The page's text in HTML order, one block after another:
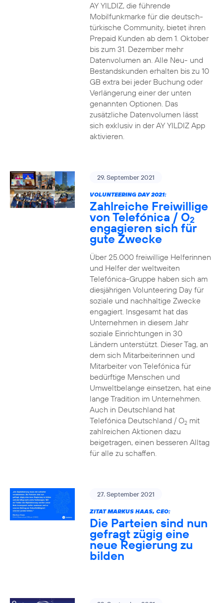
AY YILDIZ, die führende
Mobilfunkmarke für die deutsch-
türkische Community, bietet ihren
Prepaid Kunden ab dem 1. Oktober
bis zum 31. Dezember mehr
Datenvolumen an. Alle Neu- und
Bestandskunden erhalten bis zu 10
GB extra bei jeder Buchung oder
Verlängerung einer der unten
genannten Optionen. Das
zusätzliche Datenvolumen lässt
sich exklusiv in der AY YILDIZ App
aktivieren.
29. September 2021
VOLUNTEERING DAY 2021:
Zahlreiche Freiwillige
von Telefónica / O2
engagieren sich für
gute Zwecke
Über 25.000 freiwillige Helferinnen
und Helfer der weltweiten
Telefónica-Gruppe haben sich am
diesjährigen Volunteering Day für
soziale und nachhaltige Zwecke
engagiert. Insgesamt hat das
Unternehmen in diesem Jahr
soziale Einrichtungen in 30
Ländern unterstützt. Dieser Tag, an
dem sich Mitarbeiterinnen und
Mitarbeiter von Telefónica für
bedürftige Menschen und
Umweltbelange einsetzen, hat eine
lange Tradition im Unternehmen.
Auch in Deutschland hat
Telefónica Deutschland / O2mit
zahlreichen Aktionen dazu
beigetragen, einen besseren Alltag
für alle zu schaffen.
27. September 2021
ZITAT MARKUS HAAS, CEO:
Die Parteien sind nun
gefragt zügig eine
neue Regierung zu
bilden